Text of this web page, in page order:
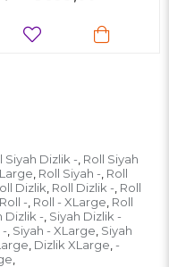
Siyah Dizlik - Roll Siyah
Roll Siyah - Roll
Dizlik Roll Dizlik - Roll
Roll - Roll - XLarge Roll
Dizlik - Siyah Dizlik -
- Siyah - XLarge Siyah
Dizlik XLarge -